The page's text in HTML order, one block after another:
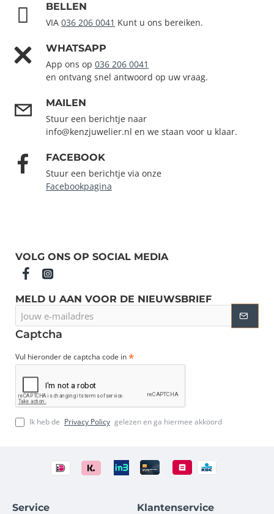
BELLEN
VIA 036 206 0041 Kunt u ons bereiken.
WHATSAPP
App ons op 036 206 0041
en ontvang snel antwoord op uw vraag.
MAILEN
Stuur een berichtje naar
info@kenzjuwelier.nl en we staan voor u klaar.
FACEBOOK
Stuur een berichtje via onze
Facebookpagina
VOLG ONS OP SOCIAL MEDIA
MELD U AAN VOOR DE NIEUWSBRIEF
e-
mailadres
Captcha
Vul hieronder de captcha code in
Ik heb de Privacy Policy gelezen en ga hiermee akkoord
Service Klantenservice